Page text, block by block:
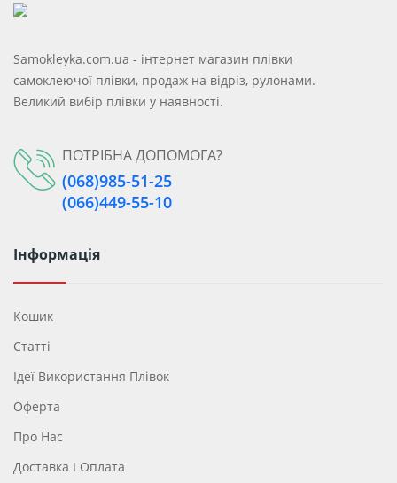
Samokleyka.com.ua - інтернет магазин плівки
самоклеючої плівки, продаж на відріз, рулонами.
Великий вибір плівки у наявності.
ПОТРІБНА ДОПОМОГА?
(068)985-51-25
(066)449-55-10
Інформація
Кошик
Статті
Ідеї ​​використання Плівок
Оферта
Про Нас
Доставка І Оплата